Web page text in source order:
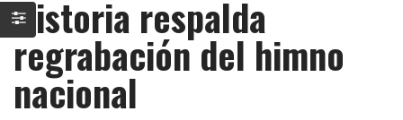
Historia respalda
regrabación del himno
nacional